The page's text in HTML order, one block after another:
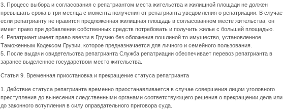
3. Процесс выбора и согласования с репатриантом места жительства и жилищной площади не должен
превышать срока в три месяца с момента получения от репатрианта уведомления о репатриации. В случае,
если репатрианту не нравится предложенная жилищная площадь в согласованном месте жительства, он
имеет право при добавлении собственных средств потребовать и получить жилье с большей площадью.
4. Репатриант имеет право ввезти в Грузию без обложения пошлиной то имущество, установленное
Таможенным Кодексом Грузии, которое предназначается для личного и семейного пользования.
5. После выдачи свидетельства репатрианта Служба репатриации обеспечивает перевоз репатрианта в
заранее выделенное государством место жительства.
Статья 9. Временная приостановка и прекращение статуса репатрианта
1. Действие статуса репатрианта временно приостанавливается в случае совершения лицом уголовного
преступления до вынесения следственными органами соответствующего решения о прекращении дела или
до законного вступления в силу оправдательного приговора суда.